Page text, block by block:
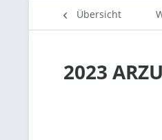
Übersicht
2023